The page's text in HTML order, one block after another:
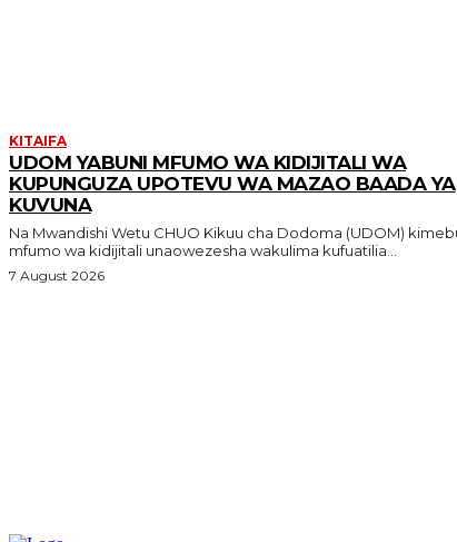
KITAIFA
UDOM YABUNI MFUMO WA KIDIJITALI WA
KUPUNGUZA UPOTEVU WA MAZAO BAADA YA
KUVUNA
Na Mwandishi Wetu CHUO Kikuu cha Dodoma (UDOM) kimebuni
mfumo wa kidijitali unaowezesha wakulima kufuatilia...
7 August 2026